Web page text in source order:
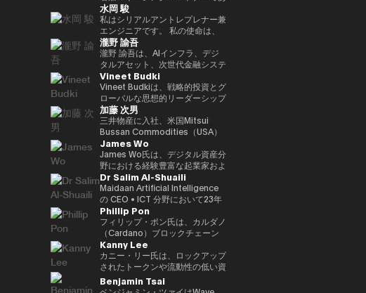
括やブラジル市場への展開を担
当。伝統的金融とテクノロジーの
両領域における豊富な経験を有す
る。 INSEADにてMBAを取得。
南山大学総合政策学部卒業。
げを支援してきました。 APAC統
括責任者として、ロビーは地域に
おけるLitecoinの機関投資家向
け、規制当局、政府との関係構築
およびプレゼンス拡大を担ってい
ます。また、カンファレンスやサ
ミット、メディアでLitecoinを代
表し、Proof-of-Work Summit、
AusCrypto、Blockchain
Centre、Litecoin Summitでの
基調講演に加え、CIS、
Token2049などでのファイアサ
イドやパネルにも登壇していま
す。 さらにWeb3隣接領域では、
マレーシアのネオバンク（買収済
み）およびeウォレットを共同創
業。加えて、複数の新興企業にお
いて、フィンテック、メドテッ
ク、AIベンチャーなどで戦略アド
バイザーとして要職を歴任してい
ます。
および湾岸地域における投資機会
への体系的なアクセスを求める国
際投資家や機関投資家を支援して
います。 ハムゼは、国際金融お
よびクロスボーダー取引において
15年以上の経験を持ち、グロー
バルな資本展開や戦略的投資イニ
シアティブに関わるプライベート
投資家、ファミリーオフィス、機
関投資家と密接に連携していま
す。 彼の取り組みは、伝統的な
資本市場と新たなデジタルインフ
ラの融合に焦点を当てており、実
世界資産（RWA）フレームワー
ク、ブロックチェーンを活用した
投資プラットフォーム、そして進
化するWeb3エコシステムへの機
関投資家向け参入経路などを含ん
でいます。 またハムゼは、国際
的なフィンテックおよびWeb3分
野の議論にも積極的に参加し、グ
ローバル資本市場の将来の構造
や、規制された金融システムへの
ブロックチェーン技術の統合につ
いて定期的に見解を発信していま
す。
てアジア太平洋地域における主要
な戦略的パートナーシップおよび
市場ネットワーク拡大を主導し、
金融機関、銀行、エンタープライ
ズ企業と密接に連携しながら、ブ
ロックチェーンの社会実装と普及
を推進しました。 キャリア初期
には、JPモルガンおよびS&P
Globalに在籍し、シンガポール
およびロンドンを拠点に、コーポ
レートバンキングおよびコモディ
ティ市場における専門性を培いま
した。
Rhodium Capitalのジェネラ
ル・パートナーを務めていまし
た。Tonyさんは、北アジア諸国
での大規模なバイアウト取引に重
点を置き、テクノロジー、金融サ
ービス、消費者向けセクターなど
で複数の取引を完了し、合計取引
額は10億ドルを超えています。
り、これまでに150万ドル以上を
投資し、次世代のWeb3アプリケ
ーションを構築・拡張する開発者
の支援に注力しています。 C²
Ventures設立以前は、Huobi
Groupの副社長を務め、グロー
バル事業開発、グローバルマーケ
ット、機関投資家部門、パートナ
ーシップ、ブロックチェーンプロ
ジェクトの上場、インキュベーシ
ョンおよび投資部門を統括してい
ました。 Ciaraはブロックチェー
ン分野における代表的な女性リー
ダーとして、世界各地のイベント
に招待されています。彼女の
Twitterフォロワーは20万人以上
にのぼり、「アジア発のグローバ
ル女性クリプトリーダー」と称さ
れています。 また、ジェンダー
平等の強い提唱者でもあり、
NGO「Women Who Crypto」
を設立しました。
水岡 駿
私はシリアルアントレプレナー兼
エンジニアです。 私の使命は、
革新的なWeb3ビジネスを創出・
実践し、より良い社会に貢献する
ことです。 日本発のグローバル
に認知される企業を築き、私の取
り組みを通じてイノベーションと
社会的インパクトを生み出してい
きたいと考えています。
瀧野 諭吾
瀧野 諭吾は、AIインフラ、デジ
タルアセット、次世代金融システ
ムの融合領域に注力するテクノロ
ジー起業家です。2025年6月、株
式会社イオレ（東証：2334）の
代表取締役社長兼CEOに就任し
ました。現在、同社はAIコンピュ
ートインフラとクリプトネイティ
ブな金融サービスを中核とするテ
クノロジープラットフォームへと
進化を進めています。 また、AI
時代に向けた新たな金融プラット
フォーム「Neo Crypto Bank」
の構想を推進しており、暗号資産
トレジャリー管理、レンディング
インフラ、プログラマブル金融ア
プリケーションの統合を目指して
います。 AIエージェントが経済
活動に参加する未来を見据え、ブ
ロックチェーンを基盤とした次世
代金融インフラの構築に取り組ん
でいます。
Vineet Budki
Vineet Budkiは、戦略的投資とグ
ローバルな思想的リーダーシップ
を通じて Web3 分野の成長を牽
引する、業界を代表する人物であ
る。 1億ドル規模の暗号資産特化
型ファンド Sigma Capital の
CEOとして、分散型エコシステ
ムへの強いコミットメントのも
と、3年以内に100社以上のブロ
ックチェーン・スタートアップへ
の投資を目標に掲げている。 こ
れまでの投資ポートフォリオに
は、Mysten Labs（Sui）、
Gunzilla、Peaq Network をはじ
め、300を超えるプロジェクトが
含まれており、変革的テクノロジ
ーを見抜く鋭い洞察力を示してい
る。 資金提供にとどまらず、
Budki は World Economic
加藤 次男
三井物産に入社、米国Mitsui
Bussan Commodities（USA）
Inc.CEO、英国Mitsui Bussan
Commodities Ltd COO、本店
商品市場部長、デジタルアセット
マーケッツ 常勤取締役、三井物
産デジタルコモディティーズ 代
表取締役社長、三井物産コーポレ
ートディベロップメント本部 理
事を経て2023年12月に三井物産
を退社し、現職。グローバルなコ
モディティトレーディングに精
通。
James Wo
James Wo氏は、デジタル資産分
野における経験豊富な起業家およ
び投資家であり、2015年にDFG
を設立し、10億ドル以上の運用
資産を統括しています。
Ledger、Coinlist、Circle、
ChainSafeなどの企業への初期投
資家でもあります。 また、
PolkadotおよびKusama
Networkの初期投資家かつ支援
者としても知られており、資本配
分や寄付、パラチェーンオークシ
ョンへの積極的な支援を通じて、
Dr Salim Al-Shuaili
Maidaan Artificial Intelligence
の CEO • ICT 分野において23年
以上の経験を有し、ICT（AI・DX
における技術導入）分野の博士号
（PhD）を取得 • グローバル AI
アンバサダー（Global Council
of Responsible AI／米国） • 国
際グローバル ICT 連盟
（IFCGICT／国連・米国）プロ
フェッショナル会員 • ITU 認定 AI
Phillip Pon
フィリップ・ポン氏は、カルダノ
（Cardano）ブロックチェーン
の共同創設組織の一つである
EMURGO のCEOです。
EMURGOは、ブロックチェーン
技術および資産のトークン化の商
業的普及を推進しています。
Kanny Lee
カニー・リー氏は、ロックアップ
されたトークンや流動性の低い資
産の二次取引を可能にする分散型
マーケットプレイス
Benjamin Tsai